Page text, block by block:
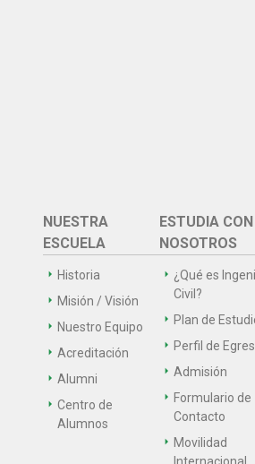
NUESTRA
ESCUELA
Historia
Misión / Visión
Nuestro Equipo
Acreditación
Alumni
Centro de
Alumnos
ESTUDIA CON
NOSOTROS
¿Qué es
Civil?
Plan de
Perfil de
Admisión
Formulario de
Contacto
Movilidad